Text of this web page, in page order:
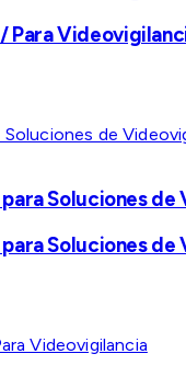
/ Para
Soluciones
Soluciones